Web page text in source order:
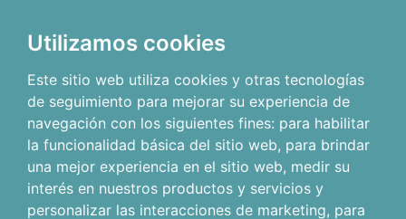
Utilizamos cookies
Este sitio web utiliza cookies y otras tecnologías
de seguimiento para mejorar su experiencia de
navegación con los siguientes fines: para habilitar
la funcionalidad básica del sitio web, para brindar
una mejor experiencia en el sitio web, medir su
interés en nuestros productos y servicios y
personalizar las interacciones de marketing, para